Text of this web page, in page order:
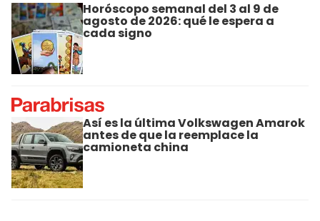
Horóscopo semanal del 3 al 9 de
agosto de 2026: qué le espera a
cada signo
Así es la última Volkswagen Amarok
antes de que la reemplace la
camioneta china